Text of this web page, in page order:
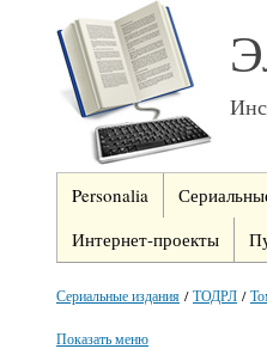
Personalia
Интернет-проекты
Сериальные издания /ТОДРЛ /
Показать меню